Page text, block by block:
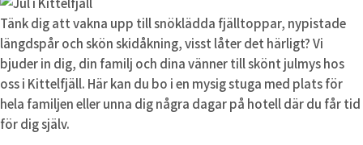
Tänk dig att vakna upp till snöklädda fjälltoppar, nypistade
längdspår och skön skidåkning, visst låter det härligt? Vi
bjuder in dig, din familj och dina vänner till skönt julmys hos
oss i Kittelfjäll. Här kan du bo i en mysig stuga med plats för
hela familjen eller unna dig några dagar på hotell där du får tid
för dig själv.